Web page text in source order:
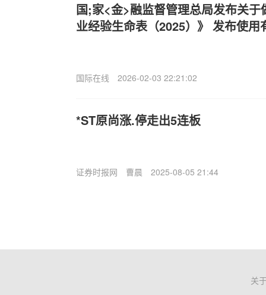
国;家<金>融监督管理总局发布关
业经验生命表（2025）》 发布使用
国际在线 2026-02-03 22:21:02
*ST原尚涨.停走出5连板
证券时报网 曹晨 2025-08-05 21:44
关